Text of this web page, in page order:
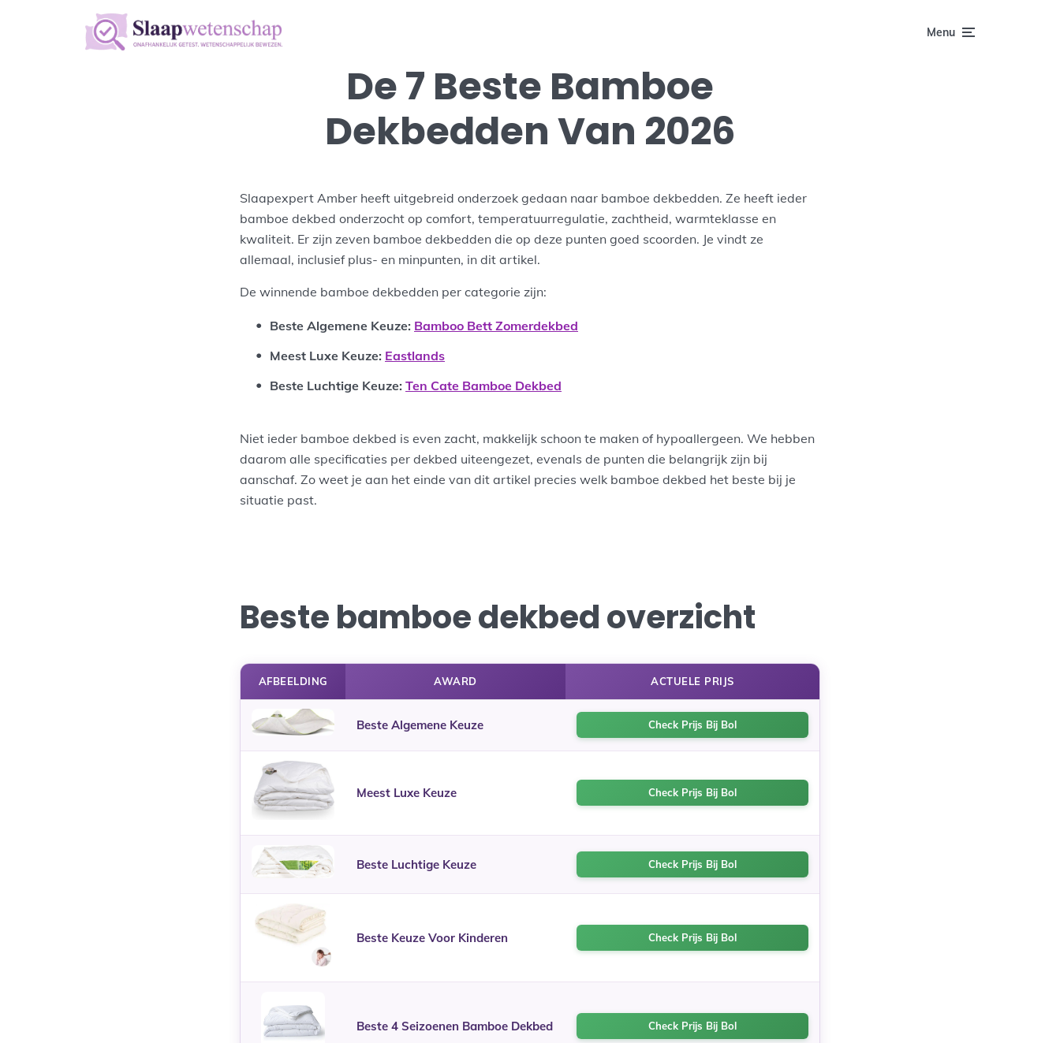
Menu
De 7 Beste Bamboe
Dekbedden Van 2026
Slaapexpert Amber heeft uitgebreid onderzoek gedaan naar bamboe dekbedden. Ze heeft ieder
bamboe dekbed onderzocht op comfort, temperatuurregulatie, zachtheid, warmteklasse en
kwaliteit. Er zijn zeven bamboe dekbedden die op deze punten goed scoorden. Je vindt ze
allemaal, inclusief plus- en minpunten, in dit artikel.
De winnende bamboe dekbedden per categorie zijn:
Beste Algemene Keuze: Bamboo Bett Zomerdekbed
Meest Luxe Keuze: Eastlands
Beste Luchtige Keuze: Ten Cate Bamboe Dekbed
Niet ieder bamboe dekbed is even zacht, makkelijk schoon te maken of hypoallergeen. We hebben
daarom alle specificaties per dekbed uiteengezet, evenals de punten die belangrijk zijn bij
aanschaf. Zo weet je aan het einde van dit artikel precies welk bamboe dekbed het beste bij je
situatie past.
Beste bamboe dekbed overzicht
AFBEELDING AWARD ACTUELE PRIJS
Beste Algemene Keuze Check Prijs Bij Bol
Meest Luxe Keuze Check Prijs Bij Bol
Beste Luchtige Keuze Check Prijs Bij Bol
Beste Keuze Voor Kinderen Check Prijs Bij Bol
Beste 4 Seizoenen Bamboe Dekbed Check Prijs Bij Bol